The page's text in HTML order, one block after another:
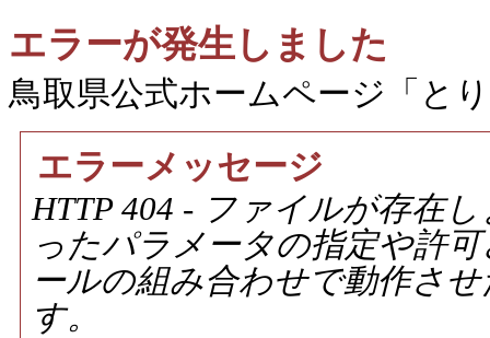
エラーが発生しました
鳥取県公式ホームページ「と
エラーメッセージ
HTTP 404 - ファイルが存在
ったパラメータの指定や許
ールの組み合わせで動作さ
す。